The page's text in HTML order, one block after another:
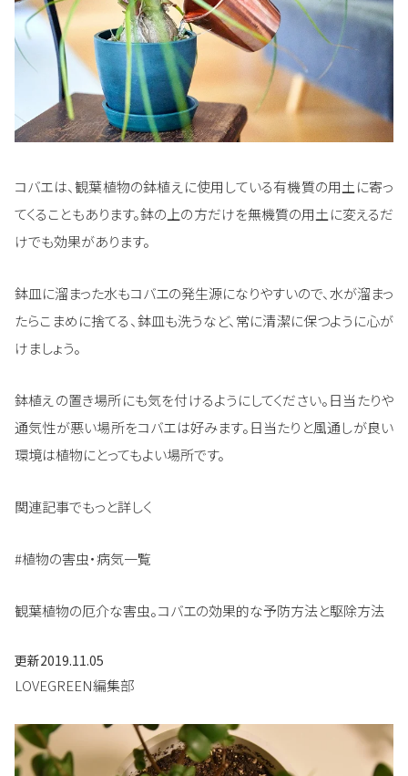
コバエは、観葉植物の鉢植えに使用している有機質の用土に寄っ
てくることもあります。鉢の上の方だけを無機質の用土に変えるだ
けでも効果があります。
鉢皿に溜まった水もコバエの発生源になりやすいので、水が溜まっ
たらこまめに捨てる、鉢皿も洗うなど、常に清潔に保つように心が
けましょう。
鉢植えの置き場所にも気を付けるようにしてください。日当たりや
通気性が悪い場所をコバエは好みます。日当たりと風通しが良い
環境は植物にとってもよい場所です。
関連記事でもっと詳しく
#植物の害虫・病気一覧
観葉植物の厄介な害虫。コバエの効果的な予防方法と駆除方法
更新2019.11.05
LOVEGREEN編集部